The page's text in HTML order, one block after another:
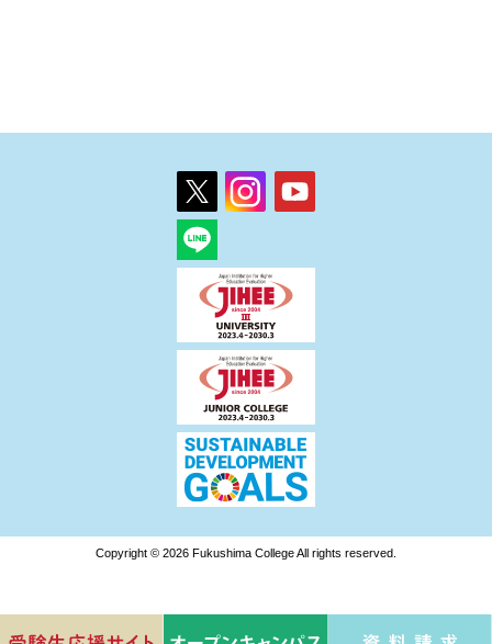
Copyright © 2026 Fukushima College All rights reserved.